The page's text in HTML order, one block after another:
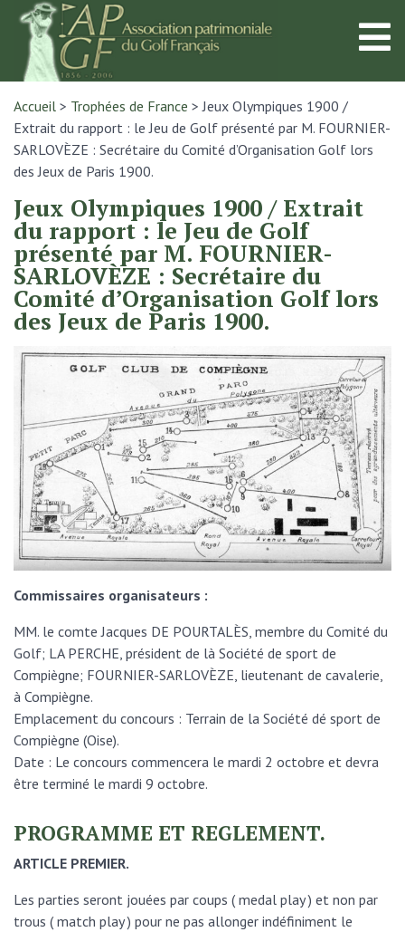
Accueil > Trophées de France > Jeux Olympiques 1900 /
Extrait du rapport : le Jeu de Golf présenté par M. FOURNIER-
SARLOVÈZE : Secrétaire du Comité d’Organisation Golf lors
des Jeux de Paris 1900.
Jeux Olympiques 1900 / Extrait
du rapport : le Jeu de Golf
présenté par M. FOURNIER-
SARLOVÈZE : Secrétaire du
Comité d’Organisation Golf lors
des Jeux de Paris 1900.
Commissaires organisateurs :
MM. le comte Jacques DE POURTALÈS, membre du Comité du
Golf; LA PERCHE, président de là Société de sport de
Compiègne; FOURNIER-SARLOVÈZE, lieutenant de cavalerie,
à Compiègne.
Emplacement du concours : Terrain de la Société dé sport de
Compiègne (Oise).
Date : Le concours commencera le mardi 2 octobre et devra
être terminé le mardi 9 octobre.
PROGRAMME ET REGLEMENT.
ARTICLE PREMIER.
Les parties seront jouées par coups ( medal play ) et non par
trous ( match play ) pour ne pas allonger indéfiniment le